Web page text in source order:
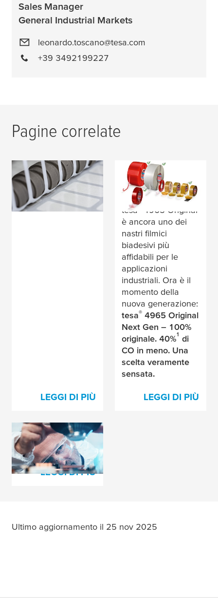
Sales Manager
General Industrial Markets
leonardo.toscano@tesa.com
+39 3492199227
Pagine correlate
Tecnologia adesiva
per Converter
LEGGI DI PIÙ
Team 4965
Il tempo ha
dimostrato che
tesa®
4965 Original
è ancora uno dei
nastri filmici
biadesivi più
affidabili per le
applicazioni
industriali. Ora è il
momento della
nuova generazione:
tesa®4965 Original
Next Gen – 100%
originale. 40%1 di
CO in meno. Una
scelta veramente
sensata.
LEGGI DI PIÙ
Testato, Misurato e
Provato
LEGGI DI PIÙ
Ultimo aggiornamento il 25 nov 2025